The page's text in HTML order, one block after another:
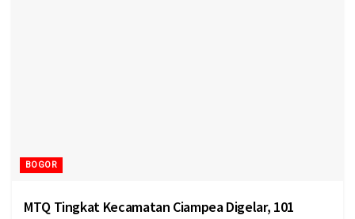
BOGOR
MTQ Tingkat Kecamatan Ciampea Digelar, 101